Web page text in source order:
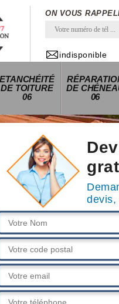
ON VOUS
indisponible
ETANCHÉITÉ
DE TOITURE
06
DE
06
devis,